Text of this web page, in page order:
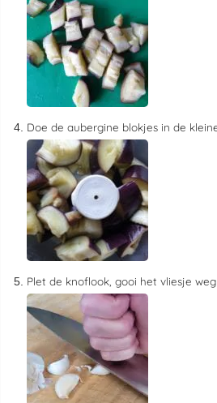
Doe de aubergine blokjes in de
Plet de knoflook, gooi het vliesje